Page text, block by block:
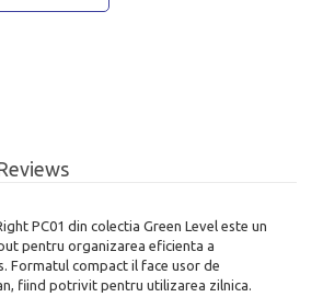
PC01 din colectia Green Level este un
pentru organizarea eficienta a
Formatul compact il face usor de
fiind potrivit pentru utilizarea zilnica.